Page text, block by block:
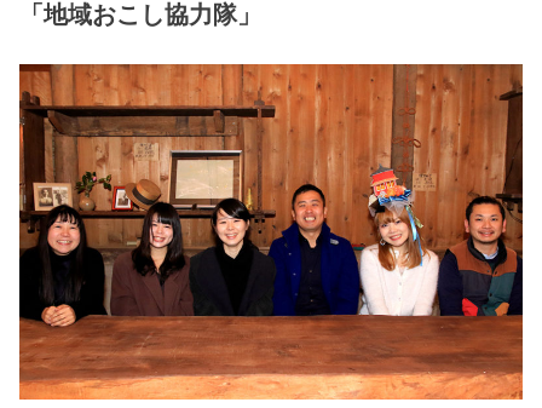
「地域おこし協力隊」